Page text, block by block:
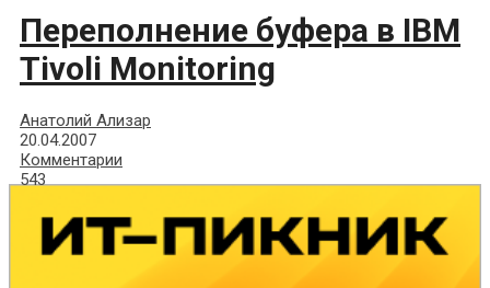
Переполнение буфера в IBM
Tivoli Monitoring
Анатолий Ализар
20.04.2007
Комментарии
543